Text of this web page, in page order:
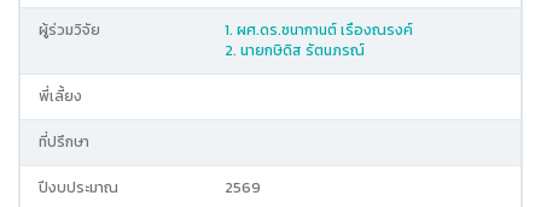
ผู้ร่วมวิจัย
1. ผศ.ดร.ชนากานต์ เรืองณรงค์
2. นายกษิดิส รัตนภรณ์
พี่เลี้ยง
ที่ปรึกษา
ปีงบประมาณ 2569